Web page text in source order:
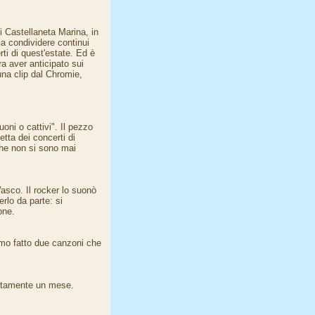
Castellaneta Marina, in
condividere continui
di quest'estate. Ed è
aver anticipato sui
clip dal Chromie,
o cattivi". Il pezzo
dei concerti di
non si sono mai
Il rocker lo suonò
da parte: si
fatto due canzoni che
un mese.